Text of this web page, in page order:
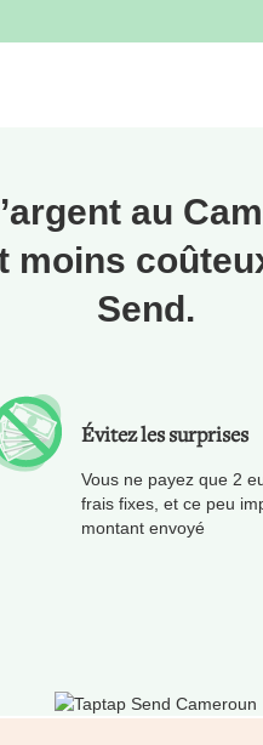
au
moins
Send.
Évitez les surprises
Vous ne payez que 2
frais fixes, et ce peu
montant envoyé